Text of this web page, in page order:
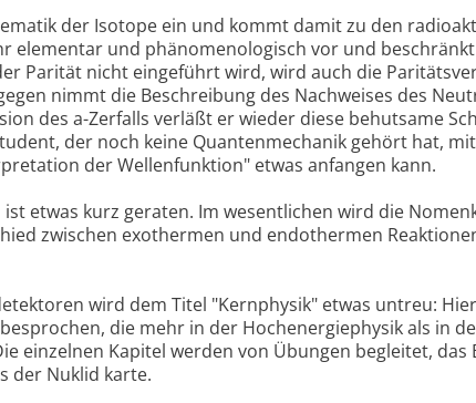
der Isotope ein und kommt damit zu den
elementar und phänomenologisch vor und
Parität nicht eingeführt wird, wird auch die
nimmt die Beschreibung des Nachweises des
des a-Zerfalls verläßt er wieder diese behutsame
der noch keine Quantenmechanik gehört hat,
der Wellenfunktion" etwas anfangen kann.
etwas kurz geraten. Im wesentlichen wird die
zwischen exothermen und endothermen
wird dem Titel "Kernphysik" etwas untreu:
die mehr in der Hochenergiephysik als in
einzelnen Kapitel werden von Übungen begleitet, das
der Nuklid karte.